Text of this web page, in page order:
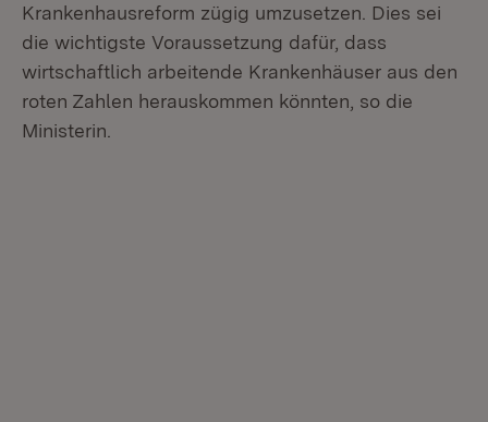
Krankenhausreform zügig umzusetzen. Dies sei
die wichtigste Voraussetzung dafür, dass
wirtschaftlich arbeitende Krankenhäuser aus den
roten Zahlen herauskommen könnten, so die
Ministerin.